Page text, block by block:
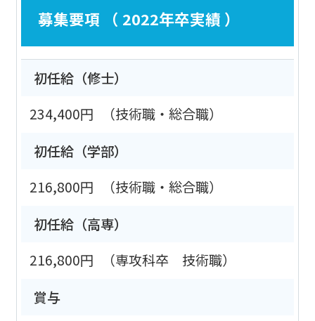
募集要項 （ 2022年卒実績 ）
初任給（修士）
234,400円
（技術職・総合職）
初任給（学部）
216,800円
（技術職・総合職）
初任給（高専）
216,800円
（専攻科卒 技術職）
賞与